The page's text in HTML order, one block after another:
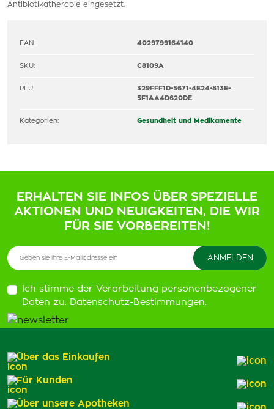
Antibiotikatherapie eingesetzt.
EAN: 4029799164140
SKU: C8109A
PLU:
329FFF1D-5671-4E24-813E-
5F1AA4D620DE
Kategorien: Gesundheit und Medikamente
ERHALTEN SIE INFOS ÜBER SPEZIELLE
AKTIONEN UND NEUIGKEITEN, DIE WIR
FÜR SIE VORBEREITEN!
Ich stimme der Verarbeitung personenbezogener
Daten zu. Datenschutz-Bestimmungen.
Über das Einkaufen
Für Kunden
Über unsere Apotheken